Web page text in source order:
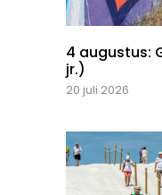
4 augustus:
jr.)
20 juli 2026